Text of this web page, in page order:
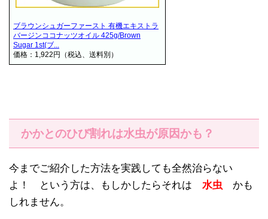
ブラウンシュガーファースト 有機エキストラ
バージンココナッツオイル 425g/Brown
Sugar 1st(ブ...
価格：1,922円（税込、送料別）
かかとのひび割れは水虫が原因かも？
今までご紹介した方法を実践しても全然治らない
よ！ という方は、もしかしたらそれは 水虫 かも
しれません。